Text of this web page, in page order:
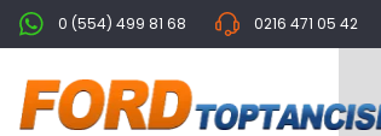
0 (554) 499 81 68 0216 471 05 42